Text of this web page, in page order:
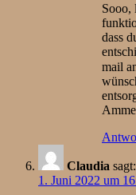
Sooo,
dass
mail
Claudia sagt:
1. Juni 2022 um